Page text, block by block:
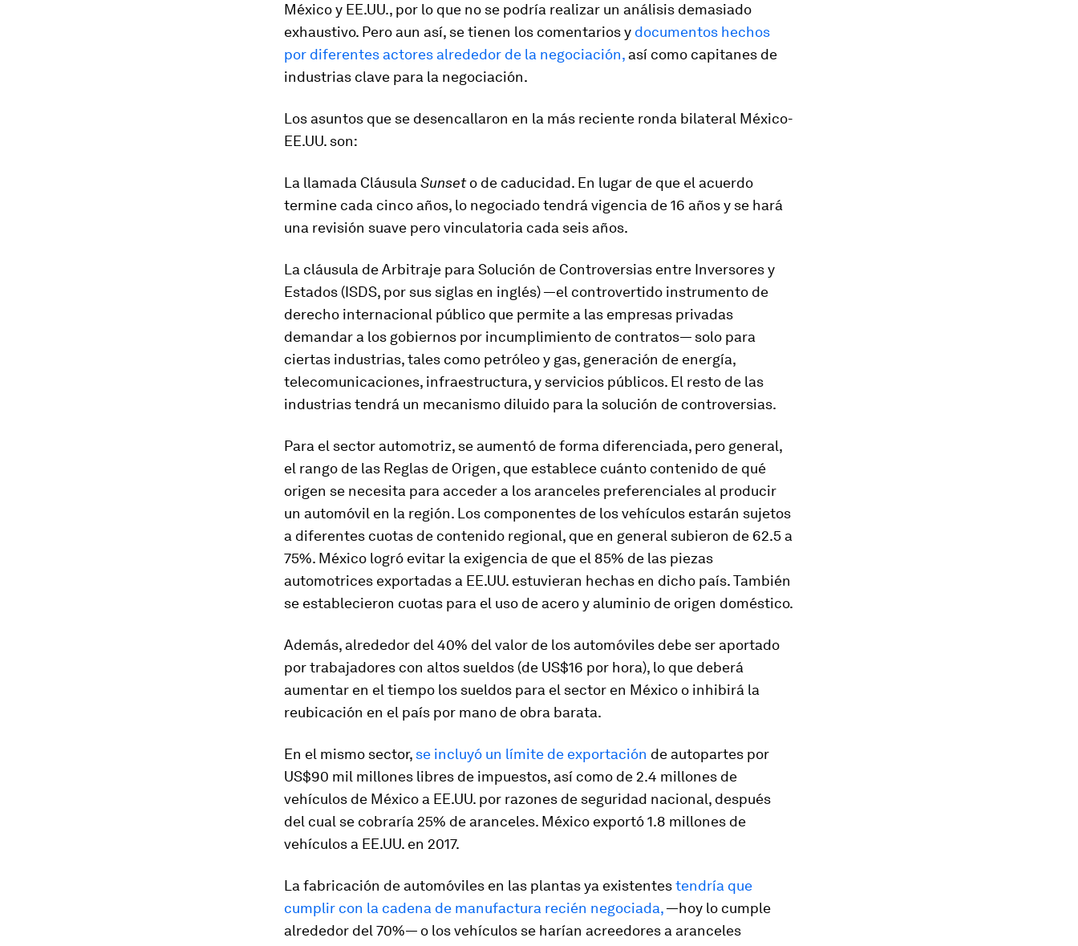
México y EE.UU., por lo que no se podría realizar un análisis demasiado
exhaustivo. Pero aun así, se tienen los comentarios y documentos hechos
por diferentes actores alrededor de la negociación, así como capitanes de
industrias clave para la negociación.
Los asuntos que se desencallaron en la más reciente ronda bilateral México-
EE.UU. son:
La llamada CláusulaSunseto de caducidad. En lugar de que el acuerdo
termine cada cinco años, lo negociado tendrá vigencia de 16 años y se hará
una revisión suave pero vinculatoria cada seis años.
La cláusula de Arbitraje para Solución de Controversias entre Inversores y
Estados (ISDS, por sus siglas en inglés) —el controvertido instrumento de
derecho internacional público que permite a las empresas privadas
demandar a los gobiernos por incumplimiento de contratos— solo para
ciertas industrias, tales como petróleo y gas, generación de energía,
telecomunicaciones, infraestructura, y servicios públicos. El resto de las
industrias tendrá un mecanismo diluido para la solución de controversias.
Para el sector automotriz, se aumentó de forma diferenciada, pero general,
el rango de las Reglas de Origen, que establece cuánto contenido de qué
origen se necesita para acceder a los aranceles preferenciales al producir
un automóvil en la región. Los componentes de los vehículos estarán sujetos
a diferentes cuotas de contenido regional, que en general subieron de 62.5 a
75%. México logró evitar la exigencia de que el 85% de las piezas
automotrices exportadas a EE.UU. estuvieran hechas en dicho país. También
se establecieron cuotas para el uso de acero y aluminio de origen doméstico.
Además, alrededor del 40% del valor de los automóviles debe ser aportado
por trabajadores con altos sueldos (de US$16 por hora), lo que deberá
aumentar en el tiempo los sueldos para el sector en México o inhibirá la
reubicación en el país por mano de obra barata.
En el mismo sector, se incluyó un límite de exportación de autopartes por
US$90 mil millones libres de impuestos, así como de 2.4 millones de
vehículos de México a EE.UU. por razones de seguridad nacional, después
del cual se cobraría 25% de aranceles. México exportó 1.8 millones de
vehículos a EE.UU. en 2017.
La fabricación de automóviles en las plantas ya existentestendría que
cumplir con la cadena de manufactura recién negociada,—hoy lo cumple
alrededor del 70%— o los vehículos se harían acreedores a aranceles